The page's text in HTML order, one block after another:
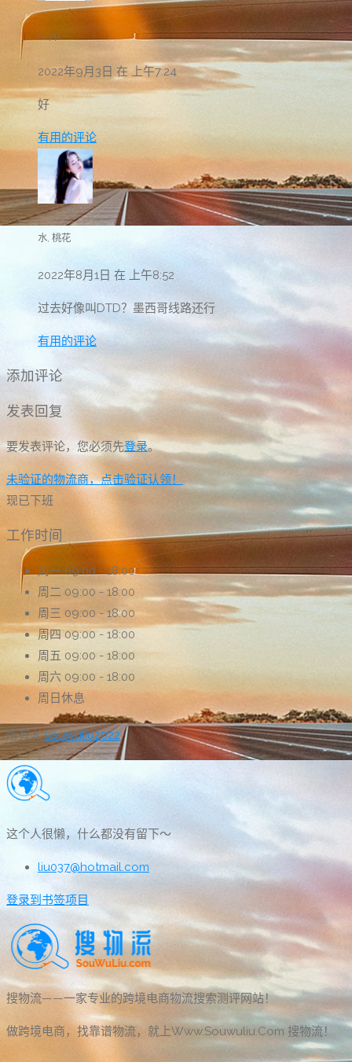
supp
2022年9月3日 在 上午7:24
好
有用的评论
水, 桃花
2022年8月1日 在 上午8:52
过去好像叫DTD？墨西哥线路还行
有用的评论
添加评论
发表回复
要发表评论，您必须先登录。
未验证的物流商，点击验证认领！
现已下班
工作时间
周一09:00 - 18:00
周二 09:00 - 18:00
周三 09:00 - 18:00
周四09:00 - 18:00
周五 09:00 - 18:00
周六 09:00 - 18:00
周日休息
所有人 souwuliu2022
这个人很懒，什么都没有留下～
liu037@hotmail.com
登录到书签项目
搜物流——一家专业的跨境电商物流搜索测评网站！
做跨境电商，找靠谱物流，就上Www.Souwuliu.Com 搜物流！